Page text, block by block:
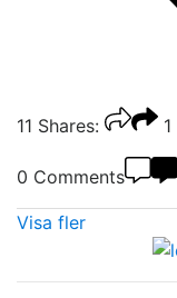
11 Shares: 1
0 Comments
Visa fler